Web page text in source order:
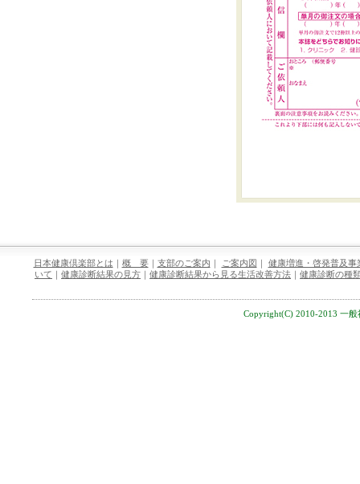
日本健康倶楽部とは ｜ 概 要｜ 支部のご案内 ｜ ご案内図 ｜ 健康増進・啓発普及事
いて ｜ 健康診断結果の見方 ｜ 健康診断結果から見る生活改善方法 ｜ 健康診断の種
Copyright(C) 2010-2013 一